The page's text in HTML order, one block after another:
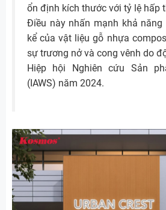
ổn định kích thước với tỷ lệ hấp
Điều này nhấn mạnh khả năng
kể của vật liệu gỗ nhựa
sự trương nở và cong vênh do
Hiệp hội Nghiên cứu Sản
(IAWS) năm 2024.